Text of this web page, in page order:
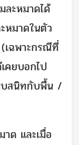
ละหมาดได้
หมาดในตัว
เฉพาะกรณีที่
คยบอกไป
บสนิทกับพื้น /
ด และเมื่อ